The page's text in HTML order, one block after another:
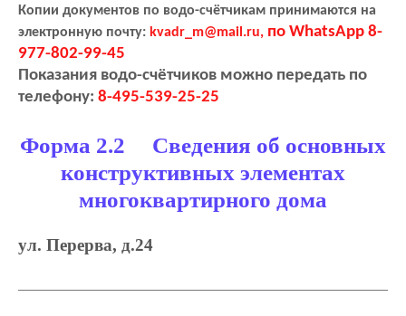
Копии документов по водо-счётчикам принимаются на
электронную почту: kvadr_m@mail.ru, по WhatsApp 8-
977-802-99-45
Показания водо-счётчиков можно передать по
телефону: 8-495-539-25-25
Форма 2.2 Сведения об основных
конструктивных элементах
многоквартирного дома
ул. Перерва, д.24